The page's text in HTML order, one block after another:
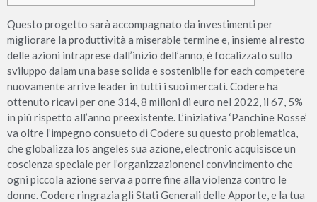
Questo progetto sarà accompagnato da investimenti per
migliorare la produttività a miserable termine e, insieme al resto
delle azioni intraprese dall’inizio dell’anno, è focalizzato sullo
sviluppo dalam una base solida e sostenibile for each competere
nuovamente arrive leader in tutti i suoi mercati. Codere ha
ottenuto ricavi per one 314, 8 milioni di euro nel 2022, il 67, 5%
in più rispetto all’anno preexistente. L’iniziativa ‘Panchine Rosse’
va oltre l’impegno consueto di Codere su questo problematica,
che globalizza los angeles sua azione, electronic acquisisce un
coscienza speciale per l’organizzazionenel convincimento che
ogni piccola azione serva a porre fine alla violenza contro le
donne. Codere ringrazia gli Stati Generali delle Apporte, e la tua